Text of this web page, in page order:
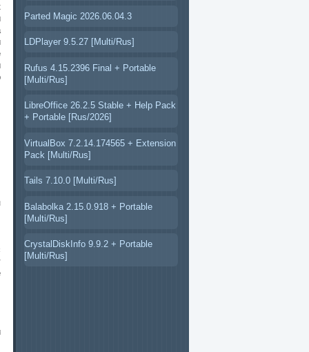
Parted Magic 2026.06.04.3
LDPlayer 9.5.27 [Multi/Rus]
Rufus 4.15.2396 Final + Portable
[Multi/Rus]
LibreOffice 26.2.5 Stable + Help Pack
+ Portable [Rus/2026]
VirtualBox 7.2.14.174565 + Extension
Pack [Multi/Rus]
Tails 7.10.0 [Multi/Rus]
Balabolka 2.15.0.918 + Portable
[Multi/Rus]
CrystalDiskInfo 9.9.2 + Portable
[Multi/Rus]